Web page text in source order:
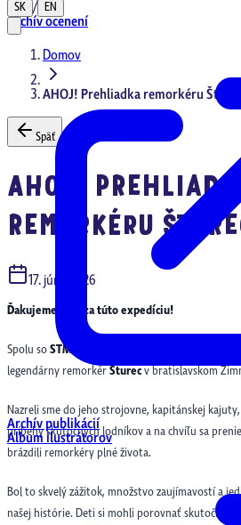
Archív ocenení
Archív publikácií
Album ilustrátorov
SK / EN
Domov
AHOJ! Prehliadka remorkéru Šturec
Späť
AHOJ!
REMORKÉRU
17. júna 2026
Ďakujeme vám za túto expedíciu!
Spolu so STM – Múzeom dopravy v Bratislave
legendárny remorkér Šturecv bratislavskom
Nazreli sme do jeho strojovne, kapitánskej
príbehy skutočných lodníkov a na chvíľu sa
brázdili remorkéry plné života.
Bol to skvelý zážitok, množstvo zaujímavostí a
našej histórie. Deti si mohli porovnať skutočný